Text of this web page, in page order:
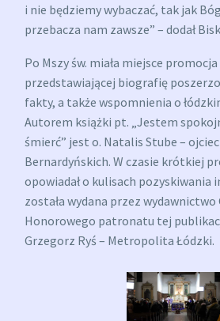
i nie będziemy wybaczać, tak jak
przebacza nam zawsze” – dodał
Po Mszy św. miała miejsce
przedstawiającej biografię
fakty, a także wspomnienia o
Autorem książki pt. „Jestem
śmierć” jest o. Natalis Stube –
Bernardyńskich. W czasie krótkiej
opowiadał o kulisach pozyskiwania
została wydana przez wydawnictwo
Honorowego patronatu tej
Grzegorz Ryś – Metropolita Łódzki.